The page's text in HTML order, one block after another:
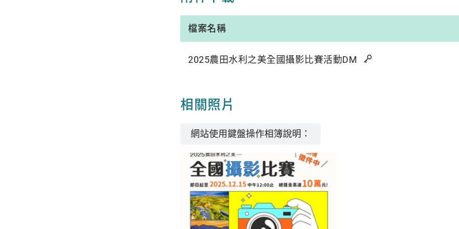
檔案名稱
2025農田水利之美全國攝影比賽活動DM
相關照片
網站使用鍵盤操作相簿說明：